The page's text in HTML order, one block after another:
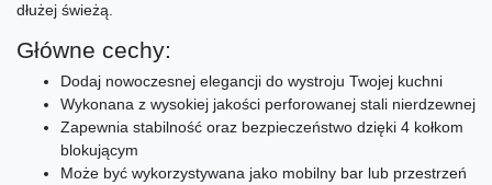
dłużej świeżą.
Główne cechy:
Dodaj nowoczesnej elegancji do wystroju Twojej kuchni
Wykonana z wysokiej jakości perforowanej stali nierdzewnej
Zapewnia stabilność oraz bezpieczeństwo dzięki 4 kołkom
blokującym
Może być wykorzystywana jako mobilny bar lub przestrzeń